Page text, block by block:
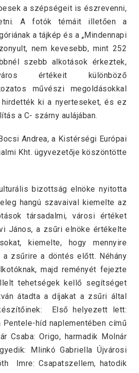
a szépségeit is észrevenni,
A fotók témáit illetően a
a tájkép és a „Mindennapi
nem kevesebb, mint 252
szebb alkotások érkeztek,
értékeit különböző
művészi megoldásokkal
ki a nyerteseket, és ez
a C- szárny aulájában.
Andrea, a Kistérségi Európai
Kht. ügyvezetője köszöntötte
bizottság elnöke nyitotta
hangú szavaival kiemelte az
társadalmi, városi értéket
János, a zsűri elnöke értékelte
kiemelte, hogy mennyire
a zsűrire a döntés előtt. Néhány
majd reményét fejezte
tehetségek kellő segítséget
átadta a díjakat a zsűri által
Első helyezett lett:
Pentele-híd naplementében című
Csaba: Origo, harmadik Molnár
Mlinkó Gabriella Újvárosi
Imre: Csapatszellem, hatodik